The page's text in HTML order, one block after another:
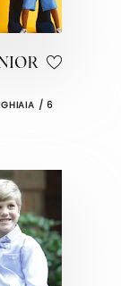
GHIAIA / 6